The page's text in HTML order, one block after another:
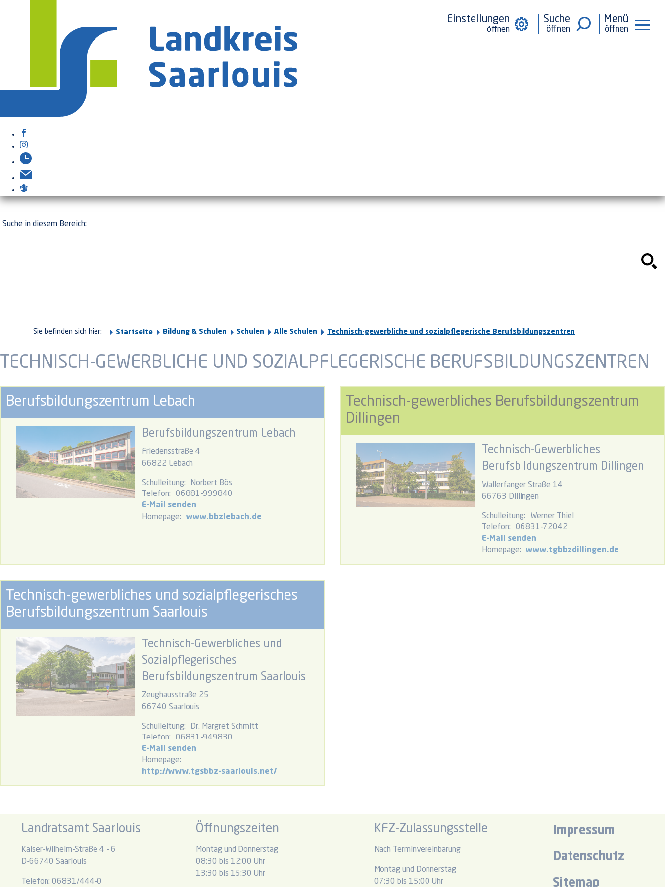
Einstellungen Suche Menü
Suche in diesem Bereich:
Sie befinden sich hier: Startseite Bildung & Schulen Schulen Alle Schulen Technisch-gewerbliche und sozialpflegerische Berufsbildungszentren
TECHNISCH-GEWERBLICHE UND SOZIALPFLEGERISCHE BERUFSBILDUNGSZENTREN
Berufsbildungszentrum Lebach
Berufsbildungszentrum Lebach
Friedensstraße 4
66822 Lebach
Schulleitung:
Norbert Bös
Telefon:
06881-999840
E-Mail senden
Homepage:
www.bbzlebach.de
Technisch-gewerbliches Berufsbildungszentrum
Dillingen
Technisch-Gewerbliches
Berufsbildungszentrum Dillingen
Wallerfanger Straße 14
66763 Dillingen
Schulleitung:
Werner Thiel
Telefon:
06831-72042
E-Mail senden
Homepage:
www.tgbbzdillingen.de
Technisch-gewerbliches und sozialpflegerisches
Berufsbildungszentrum Saarlouis
Technisch-Gewerbliches und
Sozialpflegerisches
Berufsbildungszentrum Saarlouis
Zeughausstraße 25
66740 Saarlouis
Schulleitung:
Dr. Margret Schmitt
Telefon:
06831-949830
E-Mail senden
Homepage:
http://www.tgsbbz-saarlouis.net/
Landratsamt Saarlouis
Kaiser-Wilhelm-Straße 4 - 6
D-66740 Saarlouis
Telefon: 06831/444-0
Öffnungszeiten
Montag und Donnerstag
08:30 bis 12:00 Uhr
13:30 bis 15:30 Uhr
KFZ-Zulassungsstelle
Nach Terminvereinbarung
Montag und Donnerstag
07:30 bis 15:00 Uhr
Impressum
Datenschutz
Sitemap